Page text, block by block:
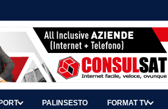
PALINSESTO FORMAT TV